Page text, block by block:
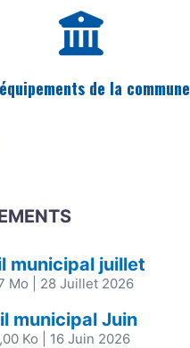
de la commune
municipal juillet
Mo | 28 Juillet 2026
municipal Juin
Ko | 16 Juin 2026